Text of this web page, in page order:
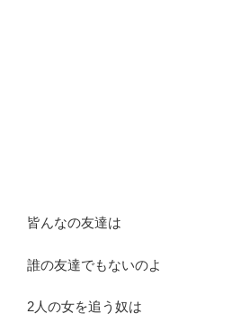
皆んなの友達は
誰の友達でもないのよ
2人の女を追う奴は